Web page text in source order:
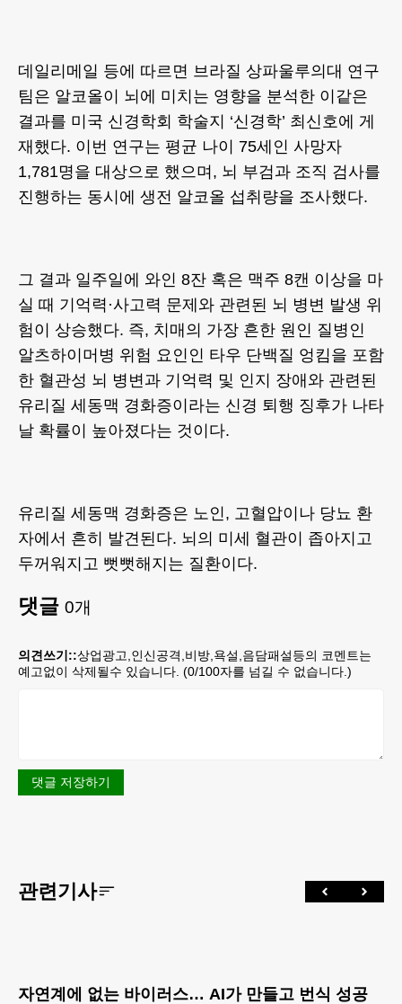
데일리메일 등에 따르면 브라질 상파울루의대 연구
팀은 알코올이 뇌에 미치는 영향을 분석한 이같은
결과를 미국 신경학회 학술지 ‘신경학’ 최신호에 게
재했다. 이번 연구는 평균 나이 75세인 사망자
1,781명을 대상으로 했으며, 뇌 부검과 조직 검사를
진행하는 동시에 생전 알코올 섭취량을 조사했다.
그 결과 일주일에 와인 8잔 혹은 맥주 8캔 이상을 마
실 때 기억력·사고력 문제와 관련된 뇌 병변 발생 위
험이 상승했다. 즉, 치매의 가장 흔한 원인 질병인
알츠하이머병 위험 요인인 타우 단백질 엉킴을 포함
한 혈관성 뇌 병변과 기억력 및 인지 장애와 관련된
유리질 세동맥 경화증이라는 신경 퇴행 징후가 나타
날 확률이 높아졌다는 것이다.
유리질 세동맥 경화증은 노인, 고혈압이나 당뇨 환
자에서 흔히 발견된다. 뇌의 미세 혈관이 좁아지고
두꺼워지고 뻣뻣해지는 질환이다.
댓글 0개
의견쓰기::상업광고,인신공격,비방,욕설,음담패설등의 코멘트는
예고없이 삭제될수 있습니다. (0/100자를 넘길 수 없습니다.)
댓글 저장하기
관련기사
자연계에 없는 바이러스… AI가 만들고 번식 성공